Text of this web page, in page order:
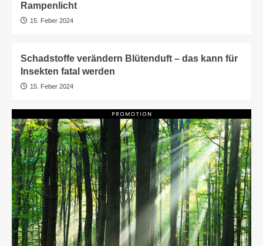
Rampenlicht
15. Feber 2024
Schadstoffe verändern Blütenduft – das kann für
Insekten fatal werden
15. Feber 2024